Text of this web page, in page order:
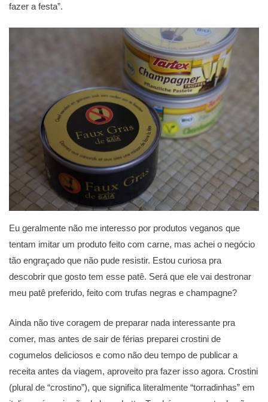
fazer a festa”.
Eu geralmente não me interesso por produtos veganos que
tentam imitar um produto feito com carne, mas achei o negócio
tão engraçado que não pude resistir. Estou curiosa pra
descobrir que gosto tem esse patê. Será que ele vai destronar
meu patê preferido, feito com trufas negras e champagne?
Ainda não tive coragem de preparar nada interessante pra
comer, mas antes de sair de férias preparei crostini de
cogumelos deliciosos e como não deu tempo de publicar a
receita antes da viagem, aproveito pra fazer isso agora. Crostini
(plural de “crostino”), que significa literalmente “torradinhas” em